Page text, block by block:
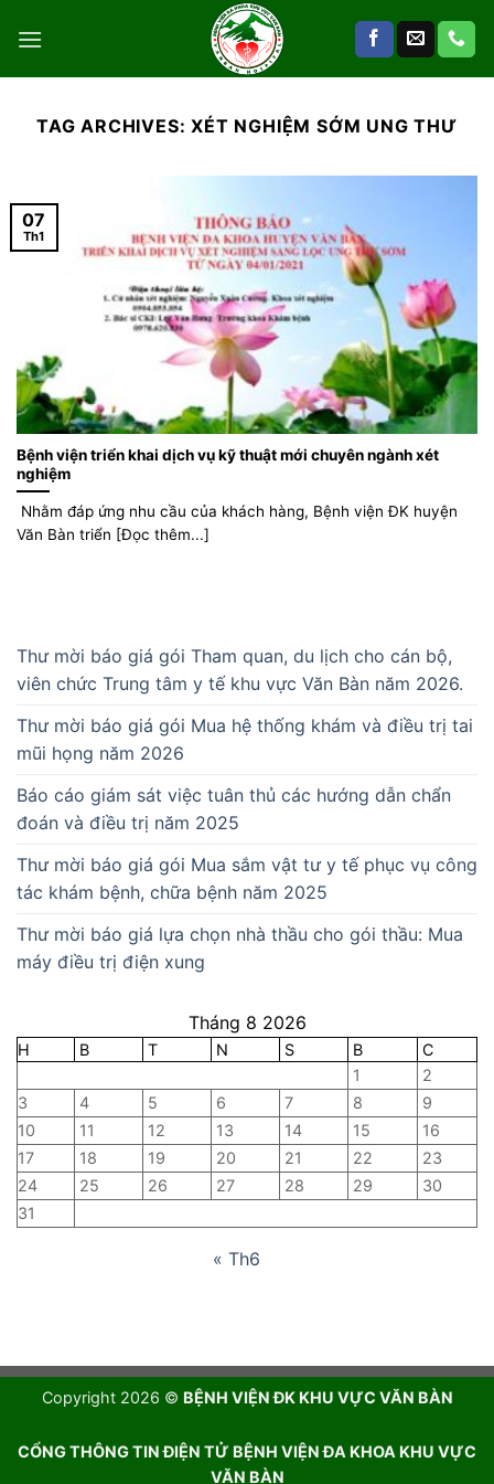
TAG ARCHIVES:XÉT NGHIỆM SỚM UNG THƯ
Thư mời báo giá gói Tham quan, du lịch cho cán bộ,
viên chức Trung tâm y tế khu vực Văn Bàn năm 2026.
Thư mời báo giá gói Mua hệ thống khám và điều trị tai
mũi họng năm 2026
Báo cáo giám sát việc tuân thủ các hướng dẫn chẩn
đoán và điều trị năm 2025
Thư mời báo giá gói Mua sắm vật tư y tế phục vụ công
tác khám bệnh, chữa bệnh năm 2025
Thư mời báo giá lựa chọn nhà thầu cho gói thầu: Mua
máy điều trị điện xung
Tháng 8 2026
H B T N S B
C
1
2
3
4 5 6 7 8
9
10
11 12 13 14 15
16
17
18 19 20 21 22
23
24
25 26 27 28 29
30
31
« Th6
Bệnh viện triển khai dịch vụ kỹ thuật mới chuyên ngành xét
nghiệm
Nhằm đáp ứng nhu cầu của khách hàng, Bệnh viện ĐK huyện
Văn Bàn triển [Đọc thêm...]
07
Th1
Copyright 2026 © BỆNH VIỆN ĐK KHU VỰC VĂN BÀN
CỔNG THÔNG TIN ĐIỆN TỬ BỆNH VIỆN ĐA KHOA KHU VỰC
VĂN BÀN